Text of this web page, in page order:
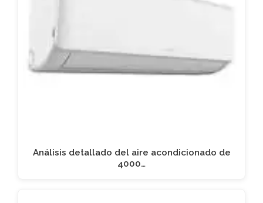
Análisis detallado del aire acondicionado de
4000…